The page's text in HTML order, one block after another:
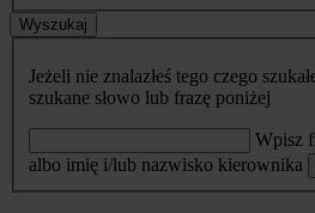
Wyszukaj
Jeżeli nie znalazłeś tego czego
szukane słowo lub frazę poniżej
Wpisz
albo imię i/lub nazwisko kierownika